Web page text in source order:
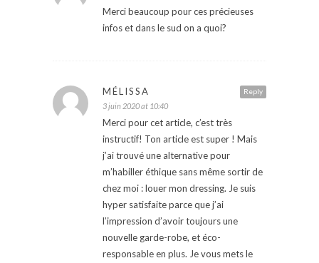
Merci beaucoup pour ces précieuses
infos et dans le sud on a quoi?
Reply
MÉLISSA
3 juin 2020 at 10:40
Merci pour cet article, c’est très
instructif! Ton article est super ! Mais
j’ai trouvé une alternative pour
m’habiller éthique sans même sortir de
chez moi : louer mon dressing. Je suis
hyper satisfaite parce que j’ai
l’impression d’avoir toujours une
nouvelle garde-robe, et éco-
responsable en plus. Je vous mets le